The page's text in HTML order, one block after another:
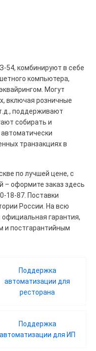
54, комбинируют в себе
компьютера,
Могут
включая розничные
поддерживают
собирать и
транзакциях в
по лучшей цене, с
– оформите заказ здесь
18-87. Поставки
России. На всю
гарантия,
и постгарантийным
Поддержка
автоматизации для
ресторана
Поддержка
автоматизации для ИП